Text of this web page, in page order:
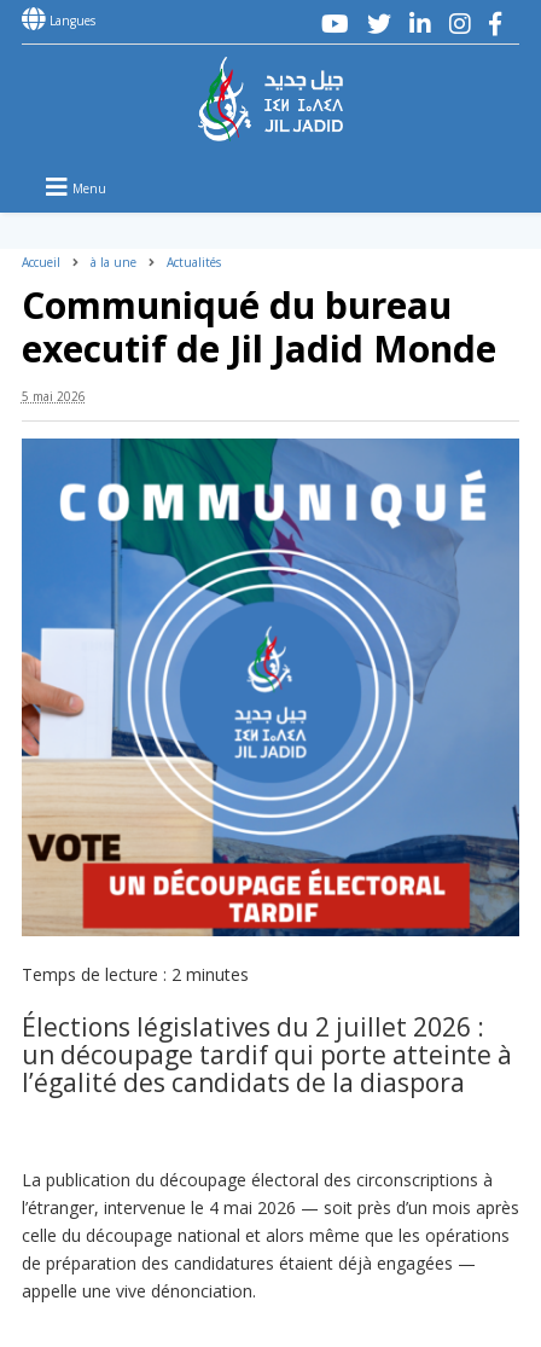
Langues
Menu
Accueil à la une Actualités
Communiqué du bureau
executif de Jil Jadid Monde
5 mai 2026
Temps de lecture : 2 minutes
Élections législatives du 2 juillet 2026 :
un découpage tardif qui porte atteinte à
l’égalité des candidats de la diaspora
La publication du découpage électoral des circonscriptions à
l’étranger, intervenue le 4 mai 2026 — soit près d’un mois après
celle du découpage national et alors même que les opérations
de préparation des candidatures étaient déjà engagées —
appelle une vive dénonciation.